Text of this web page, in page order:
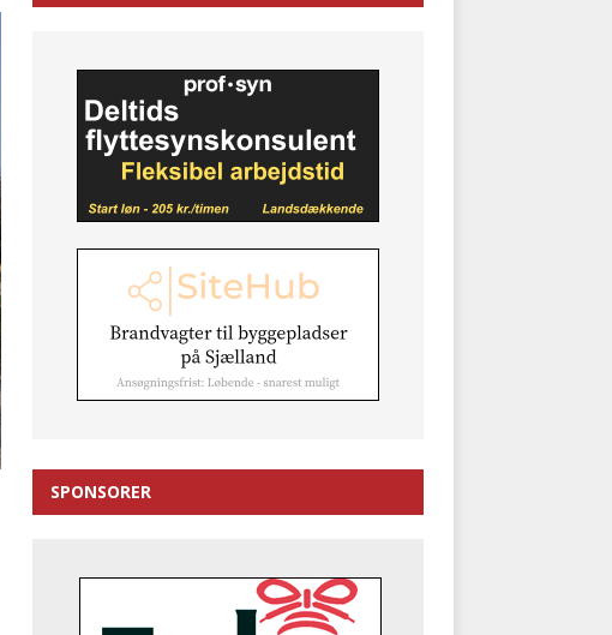
SPONSORER